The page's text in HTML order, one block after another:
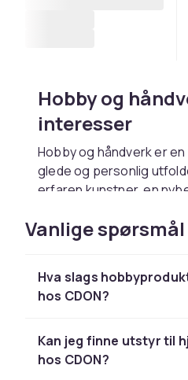
Hobby og
interesser
Hobby og håndverk er
glede og personlig
erfaren kunstner, en
samler på unike
trenger hos CDON. Vi
håndverk, slik at du kan
kreativitet på din egen
og avslapping. Mange
hendene gir en unik form
Vanlige spørsmål
Hva slags
hos CDON?
Kan jeg finne utstyr til
hos CDON?